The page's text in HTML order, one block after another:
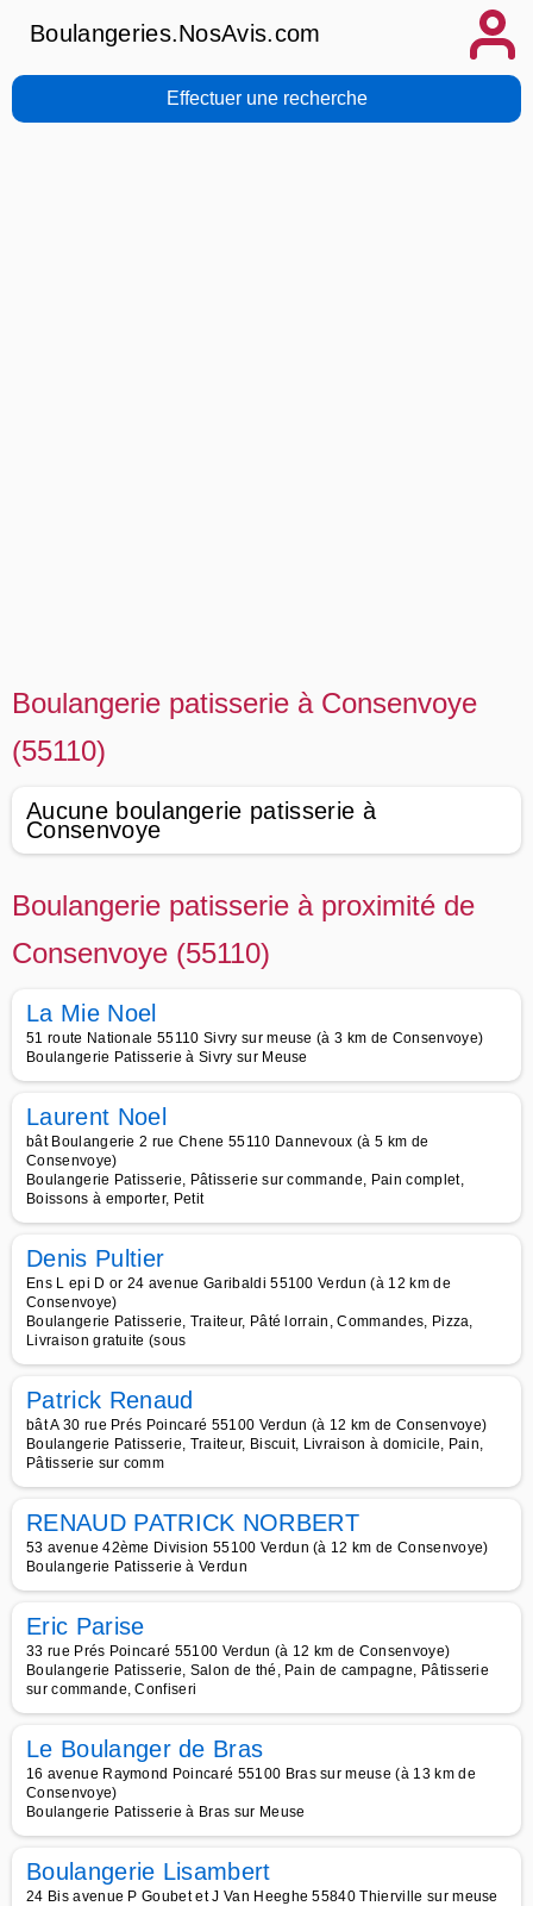
Boulangeries.NosAvis.com
Effectuer une recherche
Boulangerie patisserie à Consenvoye
(55110)
Aucune boulangerie patisserie à
Consenvoye
Boulangerie patisserie à proximité de
Consenvoye (55110)
La Mie Noel
51 route Nationale 55110 Sivry sur meuse (à 3 km de Consenvoye)
Boulangerie Patisserie à Sivry sur Meuse
Laurent Noel
bât Boulangerie 2 rue Chene 55110 Dannevoux (à 5 km de
Consenvoye)
Boulangerie Patisserie, Pâtisserie sur commande, Pain complet,
Boissons à emporter, Petit
Denis Pultier
Ens L epi D or 24 avenue Garibaldi 55100 Verdun (à 12 km de
Consenvoye)
Boulangerie Patisserie, Traiteur, Pâté lorrain, Commandes, Pizza,
Livraison gratuite (sous
Patrick Renaud
bât A 30 rue Prés Poincaré 55100 Verdun (à 12 km de Consenvoye)
Boulangerie Patisserie, Traiteur, Biscuit, Livraison à domicile, Pain,
Pâtisserie sur comm
RENAUD PATRICK NORBERT
53 avenue 42ème Division 55100 Verdun (à 12 km de Consenvoye)
Boulangerie Patisserie à Verdun
Eric Parise
33 rue Prés Poincaré 55100 Verdun (à 12 km de Consenvoye)
Boulangerie Patisserie, Salon de thé, Pain de campagne, Pâtisserie
sur commande, Confiseri
Le Boulanger de Bras
16 avenue Raymond Poincaré 55100 Bras sur meuse (à 13 km de
Consenvoye)
Boulangerie Patisserie à Bras sur Meuse
Boulangerie Lisambert
24 Bis avenue P Goubet et J Van Heeghe 55840 Thierville sur meuse